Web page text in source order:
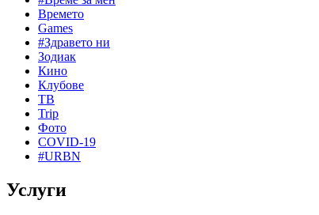
Времето
Games
#Здравето ни
Зодиак
Кино
Клубове
ТВ
Trip
Фото
COVID-19
#URBN
Услуги